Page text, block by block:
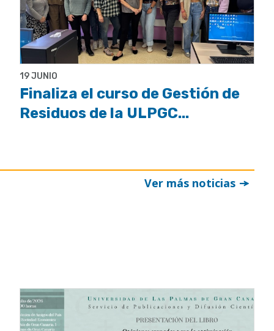
19 JUNIO
Finaliza el curso de Gestión de
Residuos de la ULPGC...
Ver más noticias